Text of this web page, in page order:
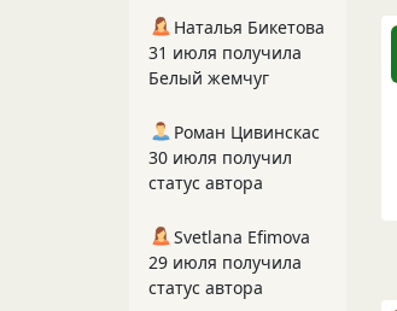
Наталья Бикетова
31 июля получила
Белый жемчуг
Роман Цивинскас
30 июля получил
статус автора
Svetlana Efimova
29 июля получила
статус автора